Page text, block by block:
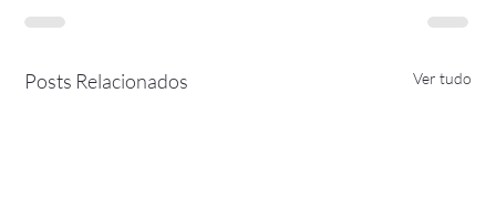
Posts Relacionados Ver tudo